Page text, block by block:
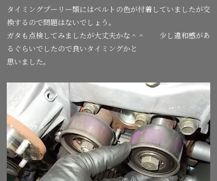
タイミングプーリー類にはベルトの色が付着していましたが交
換するので問題はないでしょう。
ガタも点検してみましたが大丈夫かな＾＾ 少し違和感があ
るぐらいでしたので良いタイミングかと
思いました。